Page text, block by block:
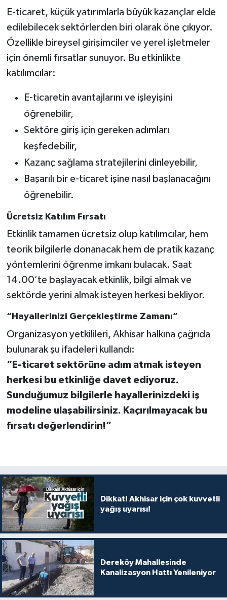
E-ticaret, küçük yatırımlarla büyük kazançlar elde
edilebilecek sektörlerden biri olarak öne çıkıyor.
Özellikle bireysel girişimciler ve yerel işletmeler
için önemli fırsatlar sunuyor. Bu etkinlikte
katılımcılar:
E-ticaretin avantajlarını ve işleyişini
öğrenebilir,
Sektöre giriş için gereken adımları
keşfedebilir,
Kazanç sağlama stratejilerini dinleyebilir,
Başarılı bir e-ticaret işine nasıl başlanacağını
öğrenebilir.
Ücretsiz Katılım Fırsatı
Etkinlik tamamen ücretsiz olup katılımcılar, hem
teorik bilgilerle donanacak hem de pratik kazanç
yöntemlerini öğrenme imkanı bulacak. Saat
14.00’te başlayacak etkinlik, bilgi almak ve
sektörde yerini almak isteyen herkesi bekliyor.
“Hayallerinizi Gerçekleştirme Zamanı”
Organizasyon yetkilileri, Akhisar halkına çağrıda
bulunarak şu ifadeleri kullandı:
“E-ticaret sektörüne adım atmak isteyen
herkesi bu etkinliğe davet ediyoruz.
Sunduğumuz bilgilerle hayallerinizdeki iş
modeline ulaşabilirsiniz. Kaçırılmayacak bu
fırsatı değerlendirin!”
Dikkat! Akhisar için çok kuvvetli
yağış uyarısı!
Dereköy Mahallesinde
Kanalizasyon Hattı Yenileniyor